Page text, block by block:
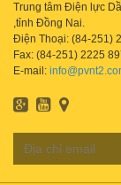
Trung tâm Điện lực
,tỉnh Đồng Nai.
Điện Thoại: (84-251)
Fax: (84-251) 2225
E-mail: